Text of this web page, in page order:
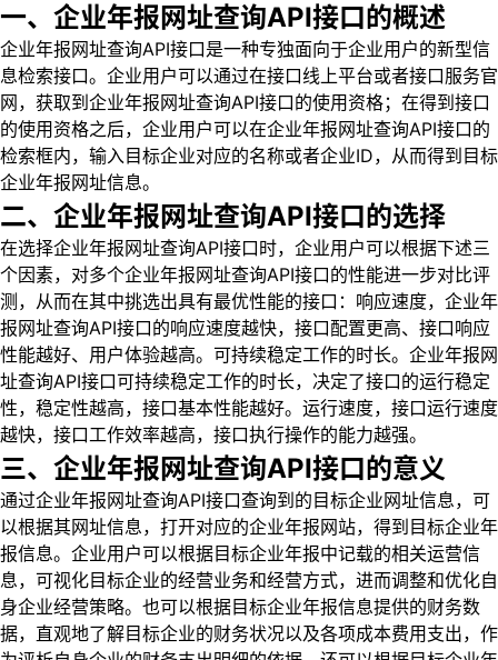
一、企业年报网址查询API接口的概述
企业年报网址查询API接口是一种专独面向于企业用户的新型信
息检索接口。企业用户可以通过在接口线上平台或者接口服务官
网，获取到企业年报网址查询API接口的使用资格；在得到接口
的使用资格之后，企业用户可以在企业年报网址查询API接口的
检索框内，输入目标企业对应的名称或者企业ID，从而得到目标
企业年报网址信息。
二、企业年报网址查询API接口的选择
在选择企业年报网址查询API接口时，企业用户可以根据下述三
个因素，对多个企业年报网址查询API接口的性能进一步对比评
测，从而在其中挑选出具有最优性能的接口：响应速度，企业年
报网址查询API接口的响应速度越快，接口配置更高、接口响应
性能越好、用户体验越高。可持续稳定工作的时长。企业年报网
址查询API接口可持续稳定工作的时长，决定了接口的运行稳定
性，稳定性越高，接口基本性能越好。运行速度，接口运行速度
越快，接口工作效率越高，接口执行操作的能力越强。
三、企业年报网址查询API接口的意义
通过企业年报网址查询API接口查询到的目标企业网址信息，可
以根据其网址信息，打开对应的企业年报网站，得到目标企业年
报信息。企业用户可以根据目标企业年报中记载的相关运营信
息，可视化目标企业的经营业务和经营方式，进而调整和优化自
身企业经营策略。也可以根据目标企业年报信息提供的财务数
据，直观地了解目标企业的财务状况以及各项成本费用支出，作